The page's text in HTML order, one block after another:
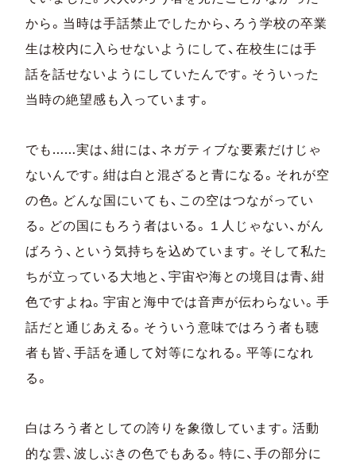
から。当時は手話禁止でしたから、ろう学校の卒業
生は校内に入らせないようにして、在校生には手
話を話せないようにしていたんです。そういった
当時の絶望感も入っています。
でも……実は、紺には、ネガティブな要素だけじゃ
ないんです。紺は白と混ざると青になる。それが空
の色。どんな国にいても、この空はつながってい
る。どの国にもろう者はいる。１人じゃない、がん
ばろう、という気持ちを込めています。そして私た
ちが立っている大地と、宇宙や海との境目は青、紺
色ですよね。宇宙と海中では音声が伝わらない。手
話だと通じあえる。そういう意味ではろう者も聴
者も皆、手話を通して対等になれる。平等になれ
る。
白はろう者としての誇りを象徴しています。活動
的な雲、波しぶきの色でもある。特に、手の部分に